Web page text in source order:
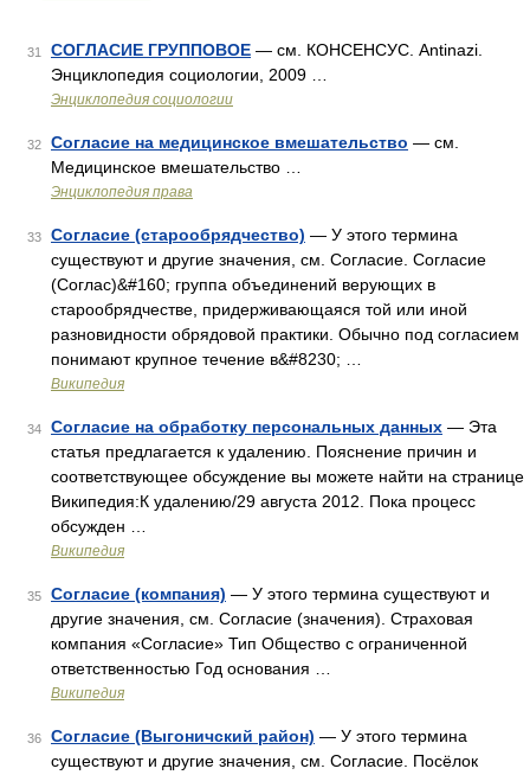
31 СОГЛАСИЕ ГРУППОВОЕ — см. КОНСЕНСУС. Antinazi.
Энциклопедия социологии, 2009 …
Энциклопедия социологии
32 Согласие на медицинское вмешательство — см.
Медицинское вмешательство …
Энциклопедия права
33 Согласие (старообрядчество) — У этого термина
существуют и другие значения, см. Согласие. Согласие
(Соглас)&#160; группа объединений верующих в
старообрядчестве, придерживающаяся той или иной
разновидности обрядовой практики. Обычно под согласием
понимают крупное течение в&#8230; …
Википедия
34 Согласие на обработку персональных данных — Эта
статья предлагается к удалению. Пояснение причин и
соответствующее обсуждение вы можете найти на странице
Википедия:К удалению/29 августа 2012. Пока процесс
обсужден …
Википедия
35 Согласие (компания) — У этого термина существуют и
другие значения, см. Согласие (значения). Страховая
компания «Согласие» Тип Общество с ограниченной
ответственностью Год основания …
Википедия
36 Согласие (Выгоничский район) — У этого термина
существуют и другие значения, см. Согласие. Посёлок